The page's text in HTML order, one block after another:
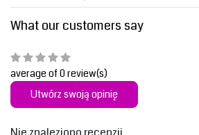
What our customers say
average of 0 review(s)
Utwórz swoją opinię